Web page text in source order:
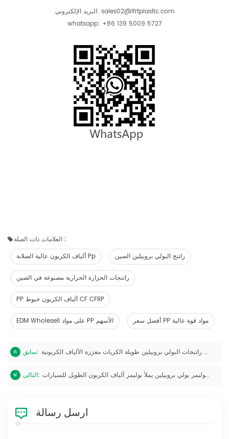
البريد الإلكتروني: sales02@lfrtplastic.com
whatsapp: +86 139 5009 5727
العلامات ذات الصلة :
ألياف الكربون عالية الصلابة Pp
راتنج البولي بروبيلين الصين
راتنجات الحرارة الحرارية مصنوعة في الصين
PP ألياف الكربون خيوط CF CFRP
EDM Wholesell على مواد PP الأسهم أفضل سعر PP مواد قوة عالية
سابق: مواد الكربون المتقدمة راتنجات البولي بروبيلين طويلة الكريات معززة الألياف الكربونية
التالى: هوموبوليمر بولي بروبيلين يملأ بوليمر ألياف الكربون الطويل للسيارات
ارسل رسالة